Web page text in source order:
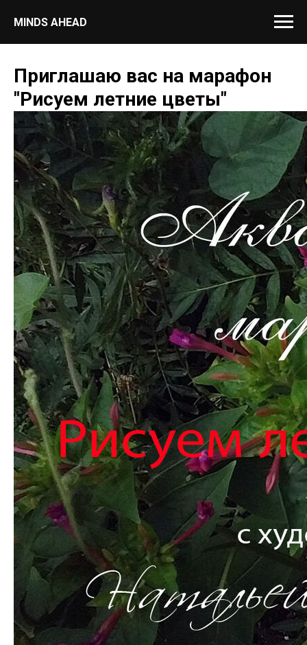
MINDS AHEAD
Приглашаю вас на марафон
"Рисуем летние цветы"